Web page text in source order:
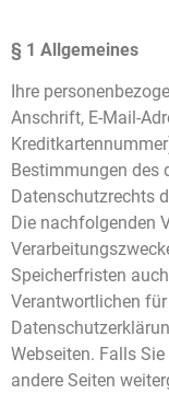
§ 1 Allgemeines
Ihre
Anschrift, E-Mail-
Bestimmungen des
Datenschutzrechts
Die nachfolgenden
Speicherfristen
Verantwortlichen
Webseiten. Falls
andere Seiten